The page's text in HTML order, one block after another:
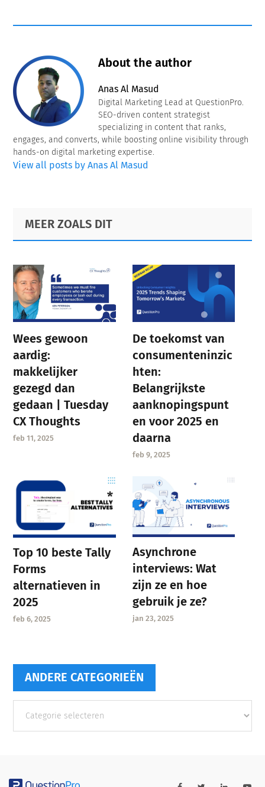
About the author
Anas Al Masud
Digital Marketing Lead at QuestionPro.
SEO-driven content strategist
specializing in content that ranks,
engages, and converts, while boosting online visibility through
hands-on digital marketing expertise.
View all posts by Anas Al Masud
Primary
Sidebar
Footer
MEER ZOALS DIT
Wees gewoon
aardig:
makkelijker
gezegd dan
gedaan | Tuesday
CX Thoughts
feb 11, 2025
De toekomst van
consumenteninzic
hten:
Belangrijkste
aanknopingspunt
en voor 2025 en
daarna
feb 9, 2025
Top 10 beste Tally
Forms
alternatieven in
2025
feb 6, 2025
Asynchrone
interviews: Wat
zijn ze en hoe
gebruik je ze?
jan 23, 2025
ANDERE CATEGORIEËN
categorieën